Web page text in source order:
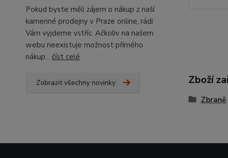
Pokud byste měli zájem o nákup z naší
kamenné prodejny v Praze online, rádi
Vám vyjdeme vstříc. Ačkoliv na našem
webu neexistuje možnost přímého
nákup... číst celé
Zobrazit všechny novinky Zboží
Zbraně